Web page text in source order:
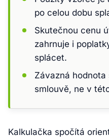
po celou dobu
Skutečnou cenu
zahrnuje i
splácet.
Závazná
smlouvě, ne v
Kalkulačka spočítá